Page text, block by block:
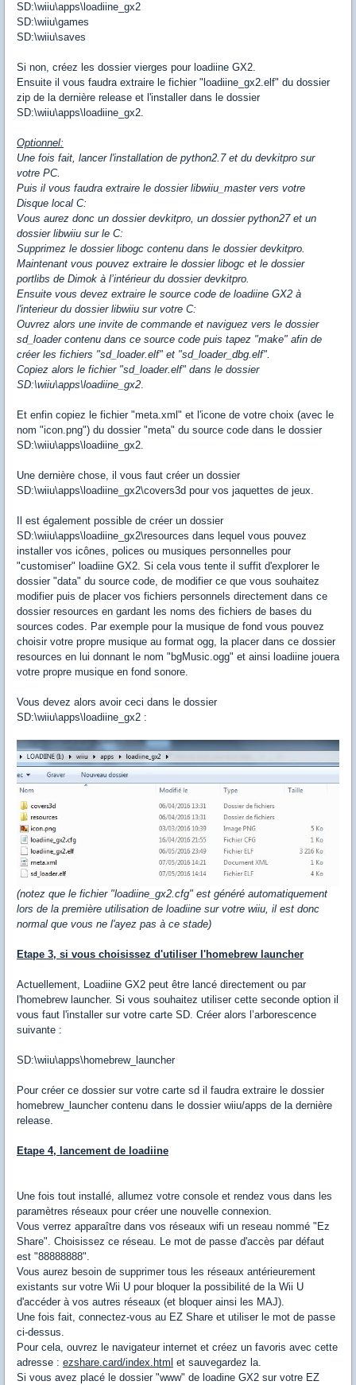
SD:\wiiu\apps\loadiine_gx2
SD:\wiiu\games
SD:\wiiu\saves
Si non, créez les dossier vierges pour loadiine GX2.
Ensuite il vous faudra extraire le fichier "loadiine_gx2.elf" du dossier
zip de la dernière release et l'installer dans le dossier
SD:\wiiu\apps\loadiine_gx2.
Optionnel:
Une fois fait, lancer l'installation de python2.7 et du devkitpro sur
votre PC.
Puis il vous faudra extraire le dossier libwiiu_master vers votre
Disque local C:
Vous aurez donc un dossier devkitpro, un dossier python27 et un
dossier libwiiu sur le C:
Supprimez le dossier libogc contenu dans le dossier devkitpro.
Maintenant vous pouvez extraire le dossier libogc et le dossier
portlibs de Dimok à l’intérieur du dossier devkitpro.
Ensuite vous devez extraire le source code de loadiine GX2 à
l'interieur du dossier libwiiu sur votre C:
Ouvrez alors une invite de commande et naviguez vers le dossier
sd_loader contenu dans ce source code puis tapez "make" afin de
créer les fichiers "sd_loader.elf" et "sd_loader_dbg.elf".
Copiez alors le fichier "sd_loader.elf" dans le dossier
SD:\wiiu\apps\loadiine_gx2.
Et enfin copiez le fichier "meta.xml" et l'icone de votre choix (avec le
nom "icon.png") du dossier "meta" du source code dans le dossier
SD:\wiiu\apps\loadiine_gx2.
Une dernière chose, il vous faut créer un dossier
SD:\wiiu\apps\loadiine_gx2\covers3d pour vos jaquettes de jeux.
Il est également possible de créer un dossier
SD:\wiiu\apps\loadiine_gx2\resources dans lequel vous pouvez
installer vos icônes, polices ou musiques personnelles pour
"customiser" loadiine GX2. Si cela vous tente il suffit d'explorer le
dossier "data" du source code, de modifier ce que vous souhaitez
modifier puis de placer vos fichiers personnels directement dans ce
dossier resources en gardant les noms des fichiers de bases du
sources codes. Par exemple pour la musique de fond vous pouvez
choisir votre propre musique au format ogg, la placer dans ce dossier
resources en lui donnant le nom "bgMusic.ogg" et ainsi loadiine jouera
votre propre musique en fond sonore.
Vous devez alors avoir ceci dans le dossier
SD:\wiiu\apps\loadiine_gx2 :
(notez que le fichier "loadiine_gx2.cfg" est généré automatiquement
lors de la première utilisation de loadiine sur votre wiiu, il est donc
normal que vous ne l'ayez pas à ce stade)
Etape 3, si vous choisissez d'utiliser l'homebrew launcher
Actuellement, Loadiine GX2 peut être lancé directement ou par
l'homebrew launcher. Si vous souhaitez utiliser cette seconde option il
vous faut l'installer sur votre carte SD. Créer alors l’arborescence
suivante :
SD:\wiiu\apps\homebrew_launcher
Pour créer ce dossier sur votre carte sd il faudra extraire le dossier
homebrew_launcher contenu dans le dossier wiiu/apps de la dernière
release.
Etape 4, lancement de loadiine
Une fois tout installé, allumez votre console et rendez vous dans les
paramètres réseaux pour créer une nouvelle connexion.
Vous verrez apparaître dans vos réseaux wifi un reseau nommé " Ez
Share" Choisissez ce réseau. Le mot de passe d'accès par défaut
est "88888888"
Vous aurez besoin de supprimer tous les réseaux antérieurement
existants sur votre Wii U pour bloquer la possibilité de la Wii U
d'accéder à vos autres réseaux (et bloquer ainsi les MAJ).
Une fois fait, connectez-vous au EZ Share et utiliser le mot de passe
ci-dessus.
Pour cela, ouvrez le navigateur internet et créez un favoris avec cette
adresse : ezshare.card/index.html et sauvegardez la.
Si vous avez placé le dossier "www" de loadine GX2 sur votre EZ